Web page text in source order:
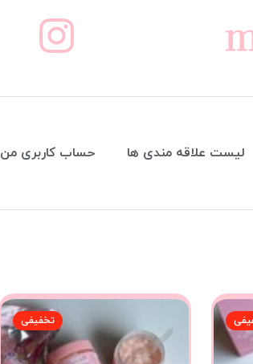
لیست علاقه مندی ها حساب کاربری من
تخفیفی